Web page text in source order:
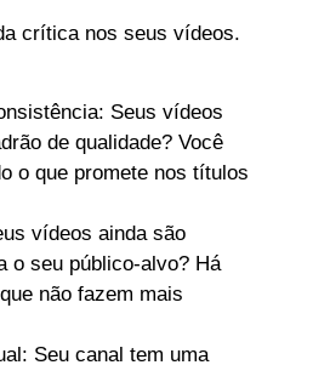
crítica nos seus vídeos.
Seus vídeos
de qualidade? Você
o que promete nos títulos
vídeos ainda são
o seu público-alvo? Há
não fazem mais
Seu canal tem uma